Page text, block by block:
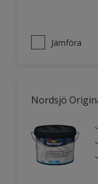
Jämföra
Nordsjö